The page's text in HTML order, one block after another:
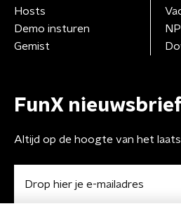
Hosts
Demo insturen
Gemist
FunX
Altijd op de hoogte van het